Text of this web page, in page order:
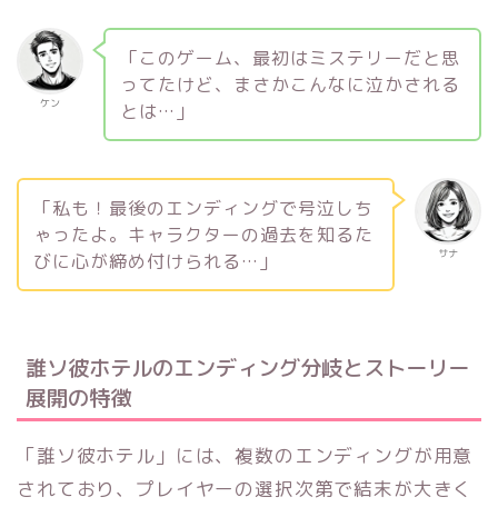
ケン
「このゲーム、最初はミステリーだと思
ってたけど、まさかこんなに泣かされる
とは…」
サナ
「私も！最後のエンディングで号泣しち
ゃったよ。キャラクターの過去を知るた
びに心が締め付けられる…」
誰ソ彼ホテルのエンディング分岐とストーリー
展開の特徴
「誰ソ彼ホテル」には、複数のエンディングが用意
されており、プレイヤーの選択次第で結末が大きく